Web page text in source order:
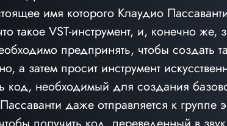
имя которого Клаудио
такое VST-инструмент, и, конечно же,
предпринять, чтобы создать
а затем просит инструмент
код, необходимый для создания
даже отправляется к группе